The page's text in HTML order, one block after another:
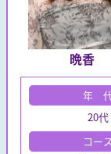
晩香
年
20代
コース